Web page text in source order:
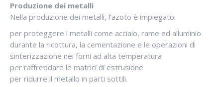
Produzione dei metalli
Nella produzione dei metalli, l’azoto è impiegato:
per proteggere i metalli come acciaio, rame ed alluminio
durante la ricottura, la cementazione e le operazioni di
sinterizzazione nei forni ad alta temperatura
per raffreddare le matrici di estrusione
per ridurre il metallo in parti sottili.